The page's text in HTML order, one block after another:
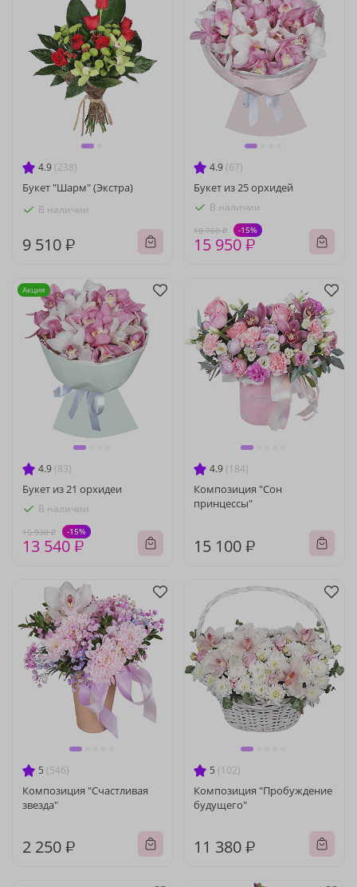
4.9 (238)
Букет "Шарм" (Экстра)
В наличии
9 510 ₽
4.9 (67)
Букет из 25 орхидей
В наличии
18 760 ₽ -15%
15 950 ₽
4.9 (83)
Букет из 21 орхидеи
В наличии
15 930 ₽ -15%
13 540 ₽
Акция
4.9 (184)
Композиция "Сон
принцессы"
15 100 ₽
5 (546)
Композиция "Счастливая
звезда"
2 250 ₽
5 (102)
Композиция "Пробуждение
будущего"
11 380 ₽